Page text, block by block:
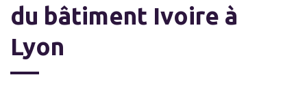
du bâtiment Ivoire à
Lyon